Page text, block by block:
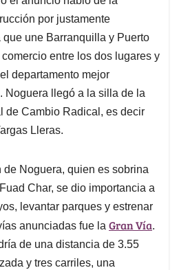
por justamente
une Barranquilla y Puerto
entre los dos lugares y
departamento mejor
Noguera llegó a la silla de la
de Cambio Radical, es decir
Lleras.
Noguera, quien es sobrina
Char, se dio importancia a
levantar parques y estrenar
anunciadas fue la Gran Vía.
de una distancia de 3.55
y tres carriles, una